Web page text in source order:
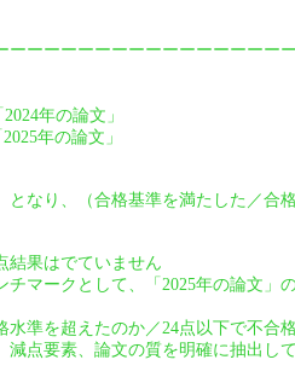
ーーーーーーーーーーーーーーー
年の論文」
年の論文」
となり、（合格基準を満たした／合
結果はでていません
マークとして、「2025年の論文」
準を超えたのか／24点以下で不合
点要素、論文の質を明確に抽出して